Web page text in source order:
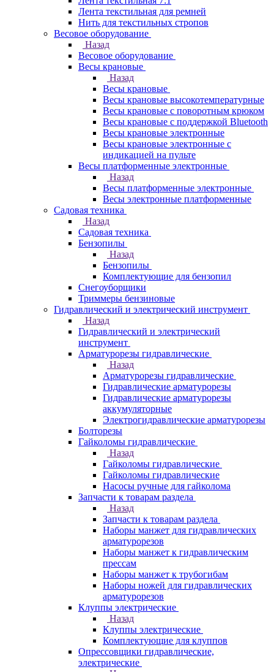
Лента текстильная для ремней
Нить для текстильных стропов
Весовое оборудование
Назад
Весовое оборудование
Весы крановые
Назад
Весы крановые
Весы крановые высокотемпературные
Весы крановые с поворотным крюком
Весы крановые с поддержкой Bluetooth
Весы крановые электронные
Весы крановые электронные с
индикацией на пульте
Весы платформенные электронные
Назад
Весы платформенные электронные
Весы электронные платформенные
Садовая техника
Назад
Садовая техника
Бензопилы
Назад
Бензопилы
Комплектующие для бензопил
Снегоуборщики
Триммеры бензиновые
Гидравлический и электрический инструмент
Назад
Гидравлический и электрический
инструмент
Арматурорезы гидравлические
Назад
Арматурорезы гидравлические
Гидравлические арматурорезы
Гидравлические арматурорезы
аккумуляторные
Электрогидравлические арматурорезы
Болторезы
Гайколомы гидравлические
Назад
Гайколомы гидравлические
Гайколомы гидравлические
Насосы ручные для гайколома
Запчасти к товарам раздела
Назад
Запчасти к товарам раздела
Наборы манжет для гидравлических
арматурорезов
Наборы манжет к гидравлическим
прессам
Наборы манжет к трубогибам
Наборы ножей для гидравлических
арматурорезов
Клуппы электрические
Назад
Клуппы электрические
Комплектующие для клуппов
Опрессовщики гидравлические,
электрические